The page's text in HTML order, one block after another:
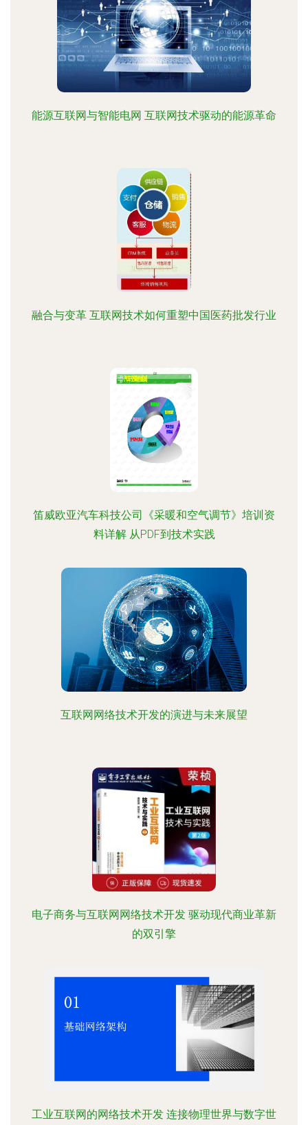
能源互联网与智能电网 互联网技术驱动的能源革命
融合与变革 互联网技术如何重塑中国医药批发行业
笛威欧亚汽车科技公司《采暖和空气调节》培训资
料详解 从PDF到技术实践
互联网网络技术开发的演进与未来展望
电子商务与互联网网络技术开发 驱动现代商业革新
的双引擎
工业互联网的网络技术开发 连接物理世界与数字世